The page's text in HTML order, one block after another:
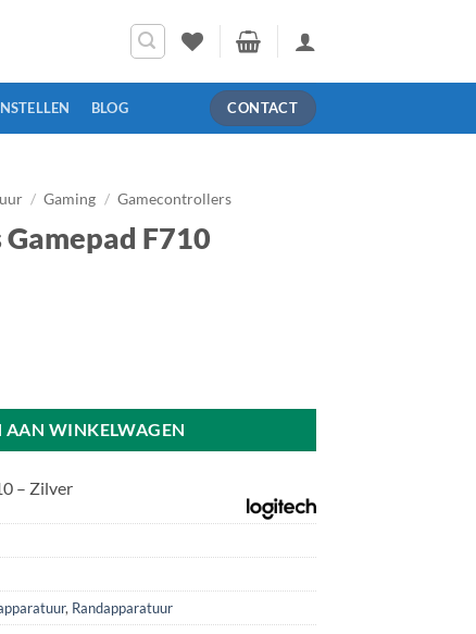
BLOG CONTACT
/ Gaming / Gamecontrollers
F710
AAN WINKELWAGEN
– Zilver
, Randapparatuur